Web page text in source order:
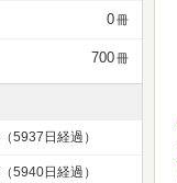
0冊
700冊
5937日経過）
5940日経過）